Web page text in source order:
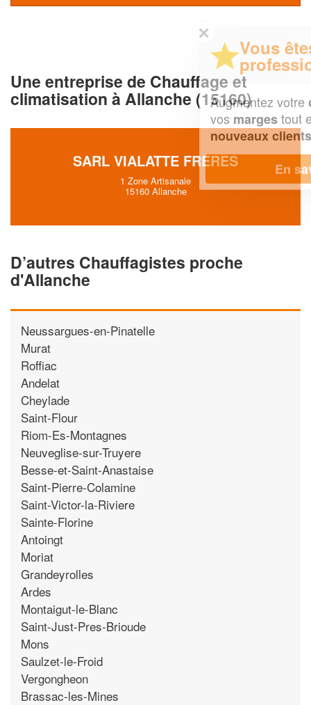
Une entreprise de Chauffage et
climatisation à Allanche (15160)
SARL VIALATTE FRERES
1 Zone Artisanale
15160 Allanche
D’autres Chauffagistes proche
d'Allanche
Neussargues-en-Pinatelle
Murat
Roffiac
Andelat
Cheylade
Saint-Flour
Riom-Es-Montagnes
Neuveglise-sur-Truyere
Besse-et-Saint-Anastaise
Saint-Pierre-Colamine
Saint-Victor-la-Riviere
Sainte-Florine
Antoingt
Moriat
Grandeyrolles
Ardes
Montaigut-le-Blanc
Saint-Just-Pres-Brioude
Mons
Saulzet-le-Froid
Vergongheon
Brassac-les-Mines
Vous êtes un
professionnel ?
Augmentez votrechiffre d'affaireset
tout en gagnant de
En savoir plus